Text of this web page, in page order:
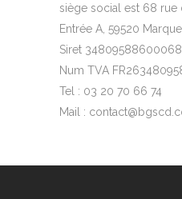
siège social est 68 rue
Entrée A, 59520
Siret 34809588600068
Num TVA
Tel : 03 20 70 66 74
Mail :